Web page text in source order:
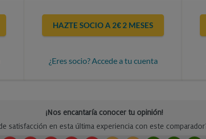
HAZTE SOCIO A 2€ 2 MESES
¿Eres socio? Accede a tu cuenta